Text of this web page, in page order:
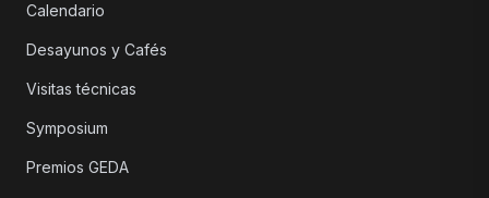
Calendario
Desayunos y Cafés
Visitas técnicas
Symposium
Premios GEDA